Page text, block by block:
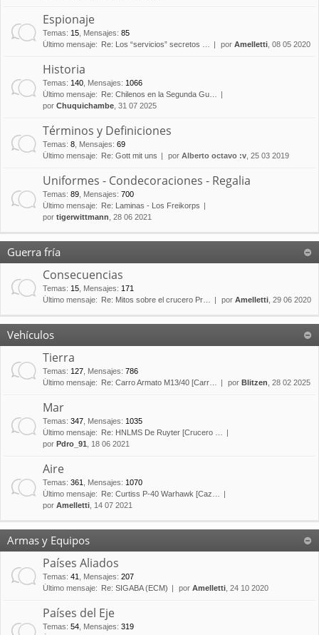
Espionaje
Temas: 15 Mensajes: 85
Último mensaje:
Re: Los “servicios” secretos … por Amelletti , 08 05 2020
Historia
Temas: 140 Mensajes: 1066
Último mensaje:
Re: Chilenos en la Segunda Gu…
por Chuquichambe , 31 07 2025
Términos y Definiciones
Temas: 8 Mensajes: 69
Último mensaje:
Re: Gott mit uns por Alberto octavo :v , 25 03 2019
Uniformes - Condecoraciones - Regalia
Temas: 89 Mensajes: 700
Último mensaje:
Re: Laminas - Los Freikorps
por tigerwittmann , 28 06 2021
Guerra fría
Consecuencias
Temas: 15 Mensajes: 171
Último mensaje:
Re: Mitos sobre el crucero Pr… por Amelletti , 29 06 2020
Vehículos
Tierra
Temas: 127 Mensajes: 786
Último mensaje:
Re: Carro Armato M13/40 [Carr… por Blitzen , 28 02 2025
Mar
Temas: 347 Mensajes: 1035
Último mensaje:
Re: HNLMS De Ruyter [Crucero …
por Pdro_91 , 18 06 2021
Aire
Temas: 361 Mensajes: 1070
Último mensaje:
Re: Curtiss P-40 Warhawk [Caz…
por Amelletti , 14 07 2021
Armas y Equipos
Países Aliados
Temas: 41 Mensajes: 207
Último mensaje:
Re: SIGABA (ECM) por Amelletti , 24 10 2020
Países del Eje
Temas: 54 Mensajes: 319